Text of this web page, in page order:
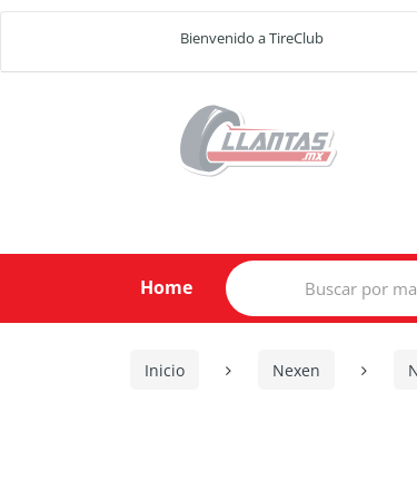
Bienvenido a TireClub
Home
Search
for:
Inicio Nexen